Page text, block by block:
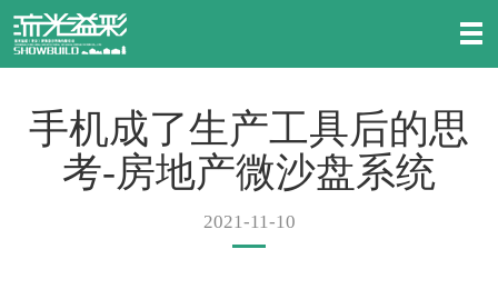
手机成了生产工具后的思
考-房地产微沙盘系统
2021-11-10